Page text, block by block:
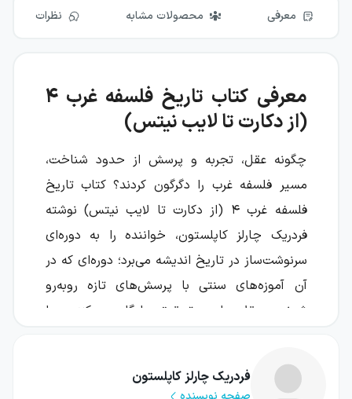
معرفی محصولات مشابه نظرات
معرفی کتاب تاریخ فلسفه غرب ۴
(از دکارت تا لایب نیتس)
چگونه عقل، تجربه و پرسش از حدود شناخت،
مسیر فلسفه غرب را دگرگون کردند؟ کتاب تاریخ
فلسفه غرب ۴ (از دکارت تا لایب نیتس) نوشته
فردریک چارلز کاپلستون، خواننده را به دوره‌ای
سرنوشت‌ساز در تاریخ اندیشه می‌برد؛ دوره‌ای که در
آن آموزه‌های سنتی با پرسش‌های تازه روبه‌رو
شدند و عقل، علم و تحقیق جایگاهی مرکزی پیدا
این جلد بخشی از مجموعه یازده‌جلدی تاریخ
فردریک چارلز کاپلستون